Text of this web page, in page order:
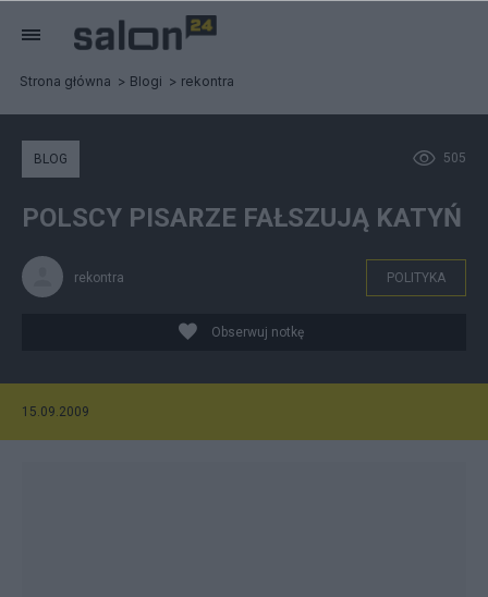
Strona główna Blogi rekontra
505
BLOG
POLSCY PISARZE FAŁSZUJĄ KATYŃ
rekontra POLITYKA
Obserwuj notkę
15.09.2009